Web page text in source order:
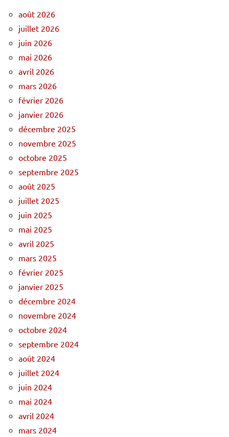
août 2026
juillet 2026
juin 2026
mai 2026
avril 2026
mars 2026
février 2026
janvier 2026
décembre 2025
novembre 2025
octobre 2025
septembre 2025
août 2025
juillet 2025
juin 2025
mai 2025
avril 2025
mars 2025
février 2025
janvier 2025
décembre 2024
novembre 2024
octobre 2024
septembre 2024
août 2024
juillet 2024
juin 2024
mai 2024
avril 2024
mars 2024